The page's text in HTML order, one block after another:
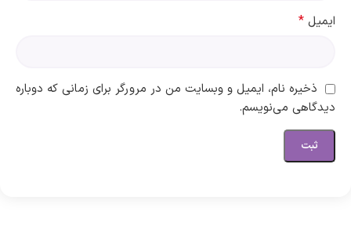
ایمیل *
ذخیره نام، ایمیل و وبسایت من در مرورگر برای زمانی که دوباره
دیدگاهی می‌نویسم.